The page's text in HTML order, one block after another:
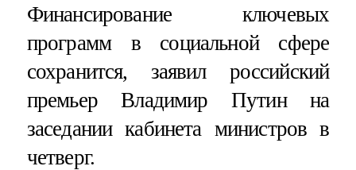
Финансирование ключевых
программ в социальной сфере
сохранится, заявил российский
премьер Владимир Путин на
заседании кабинета министров в
четверг.